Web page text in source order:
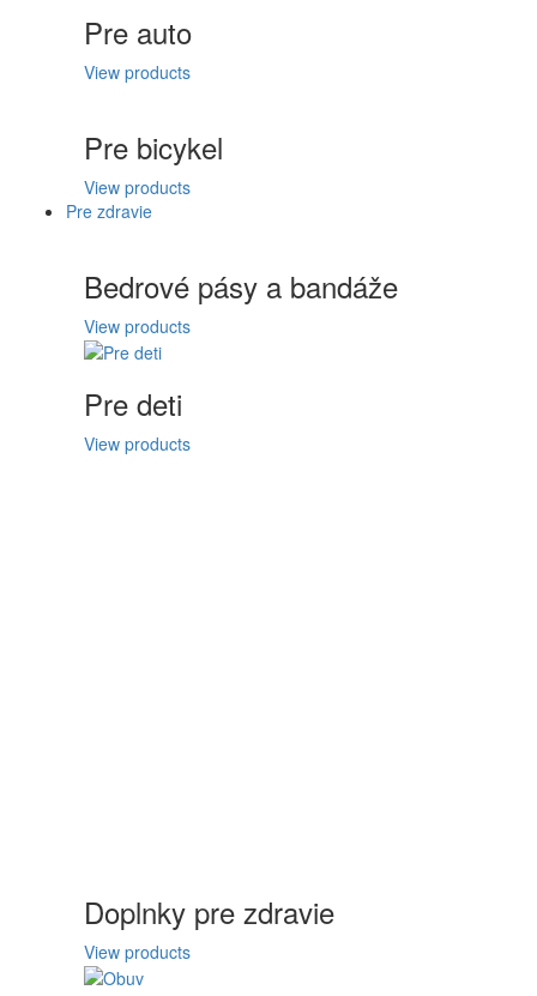
Pre auto
View products
Pre bicykel
View products
Pre zdravie
Bedrové pásy a bandáže
View products
Pre deti
View products
Doplnky pre zdravie
View products